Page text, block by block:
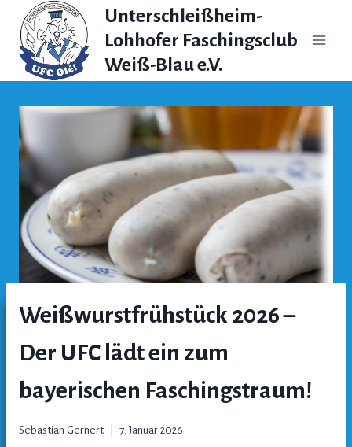
Inhalt
springen
Unterschleißheim-
Lohhofer Faschingsclub
Weiß-Blau e.V.
Weißwurstfrühstück 2026 –
Der UFC lädt ein zum
bayerischen Faschingstraum!
Sebastian Gernert 7. Januar 2026